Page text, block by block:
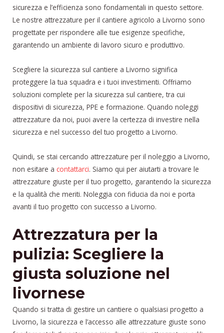
sicurezza e l’efficienza sono fondamentali in questo settore.
Le nostre attrezzature per il cantiere agricolo a Livorno sono
progettate per rispondere alle tue esigenze specifiche,
garantendo un ambiente di lavoro sicuro e produttivo.
Scegliere la sicurezza sul cantiere a Livorno significa
proteggere la tua squadra e i tuoi investimenti. Offriamo
soluzioni complete per la sicurezza sul cantiere, tra cui
dispositivi di sicurezza, PPE e formazione. Quando noleggi
attrezzature da noi, puoi avere la certezza di investire nella
sicurezza e nel successo del tuo progetto a Livorno.
Quindi, se stai cercando attrezzature per il noleggio a Livorno,
non esitare a contattarci. Siamo qui per aiutarti a trovare le
attrezzature giuste per il tuo progetto, garantendo la sicurezza
e la qualità che meriti. Noleggia con fiducia da noi e porta
avanti il tuo progetto con successo a Livorno.
Attrezzatura per la
pulizia: Scegliere la
giusta soluzione nel
livornese
Quando si tratta di gestire un cantiere o qualsiasi progetto a
Livorno, la sicurezza e l’accesso alle attrezzature giuste sono